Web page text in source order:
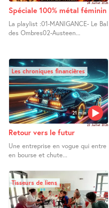
24 Juillet 2026
Spéciale 100% métal féminin
La playlist :01-MANIGANCE- Le Bal
des Ombres02-Austeen...
21 min
Les chroniques financières
23 Juillet 2026
Retour vers le futur
Une entreprise en vogue qui entre
en bourse et chute...
Tisseurs de liens